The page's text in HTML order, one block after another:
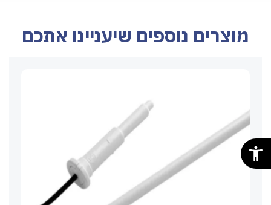
מוצרים נוספים שיעניינו אתכם